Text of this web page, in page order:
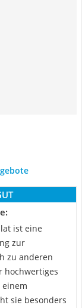
ist eine
zur
zu anderen
hochwertiges
einem
sie besonders